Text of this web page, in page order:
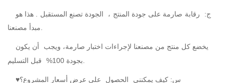
ج: رقابة صارمة على جودة المنتج ، الجودة تصنع المستقبل
. هذا هو
يخضع كل منتج من مصنعنا لإجراءات اختبار صارمة، ويجب
أن يكون
بجودة 100%
♥س: كيف يمكنني الحصول على عرض أسعار المشروع؟